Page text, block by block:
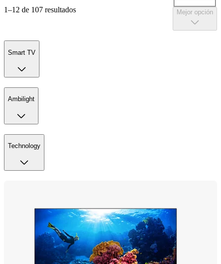
1–12 de 107 resultados Mejor opción
Smart TV
Ambilight
Technology